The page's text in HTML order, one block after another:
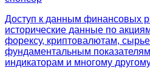
Доступ к данным финансовых
исторические данные по
форексу, криптовалютам,
фундаментальным
индикаторам и многому